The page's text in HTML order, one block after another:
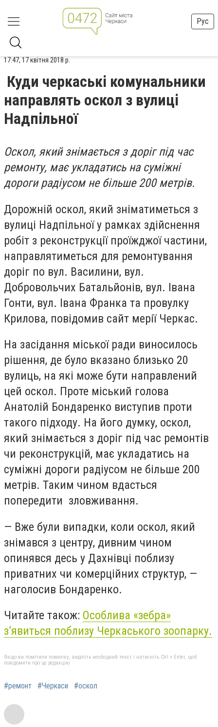
Рус
17:47, 17 квітня 2018 р.
Куди черкаські комунальники
направлять оскол з вулиці
Надпільної
Оскол, який знімається з доріг під час
ремонту, має укладатись на суміжні
дороги радіусом не більше 200 метрів.
Дорожній оскол, який зніматиметься з
вулиці Надпільної у рамках здійснення
робіт з реконструкції проїжджої частини,
направлятиметься для ремонтування
доріг по вул. Василини, вул.
Добровольчих Батальйонів, вул. Івана
Гонти, вул. Івана Франка та провулку
Крилова, повідомив сайт мерії Черкас.
На засідання міської ради виносилось
рішення, де було вказано близько 20
вулиць, на які може бути направлений
цей оскол. Проте міський голова
Анатолій Бондаренко виступив проти
такого підходу. На його думку, оскол,
який знімається з доріг під час ремонтів
чи реконструкцій, має укладатись на
суміжні дороги радіусом не більше 200
метрів. Таким чином вдасться
попередити зловживання.
— Вже були випадки, коли оскол, який
знімався з центру, дивним чином
опинявся десь у Дахнівці поблизу
приватних чи комерційних структур, —
наголосив Бондаренко.
Читайте також: Особлива «зебра»
з’явиться поблизу Черкаського зоопарку.
Якщо ви помітили помилку, виділіть необхідний текст і натисніть Ctrl + Enter, щоб
повідомити про це редакцію
#ремонт #Черкаси #оскол